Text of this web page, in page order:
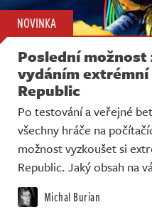
NOVINKA
Poslední
vydáním
Republic
Po testování a veřejné
všechny hráče na
možnost vyzkoušet si
Republic. Jaký obsah na
Michal Burian